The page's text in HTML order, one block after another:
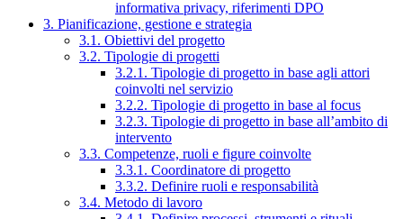
informativa privacy, riferimenti DPO
3. Pianificazione, gestione e strategia
3.1. Obiettivi del progetto
3.2. Tipologie di progetti
3.2.1. Tipologie di progetto in base agli attori
coinvolti nel servizio
3.2.2. Tipologie di progetto in base al focus
3.2.3. Tipologie di progetto in base all’ambito di
intervento
3.3. Competenze, ruoli e figure coinvolte
3.3.1. Coordinatore di progetto
3.3.2. Definire ruoli e responsabilità
3.4. Metodo di lavoro